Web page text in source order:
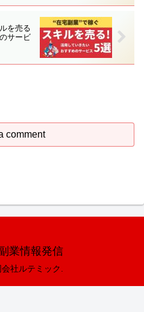
を売る
サービ
comment
業情報発信
社ルテミック.